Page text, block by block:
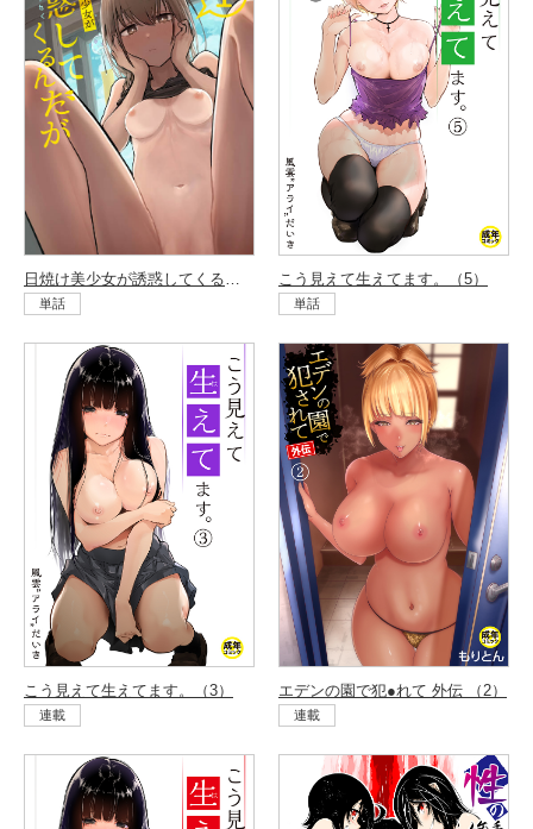
単話
こう見えて生えてます。（5）
単話
こう見えて生えてます。（3）
連載
エデンの園で犯●れて 外伝 （2）
連載